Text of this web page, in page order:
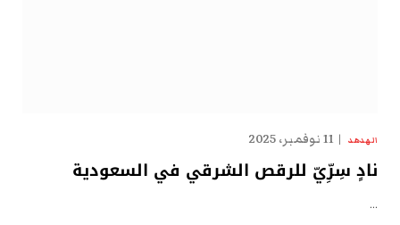
الهدهد 11 نوفمبر، 2025
نادٍ سِرِّيّ للرقص الشرقي في السعودية
…